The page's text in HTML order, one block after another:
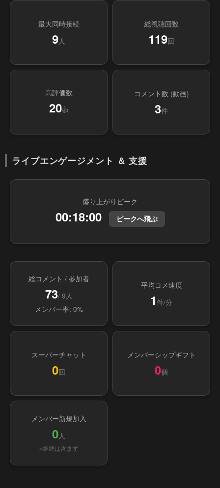
最大同時接続
9人
総視聴回数
119回
高評価数
20👍
コメント数 (動画)
3件
ライブエンゲージメント ＆ 支援
盛り上がりピーク
00:18:00 ピークへ飛ぶ
総コメント / 参加者
73/ 9人
メンバー率: 0%
平均コメ速度
1 件/分
スーパーチャット
0回
メンバーシップギフト
0個
メンバー新規加入
0人
※継続は含まず